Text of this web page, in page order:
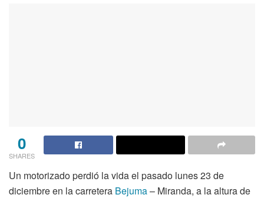
0
SHARES
Un motorizado perdió la vida el pasado lunes 23 de
diciembre en la carretera Bejuma– Miranda, a la altura de